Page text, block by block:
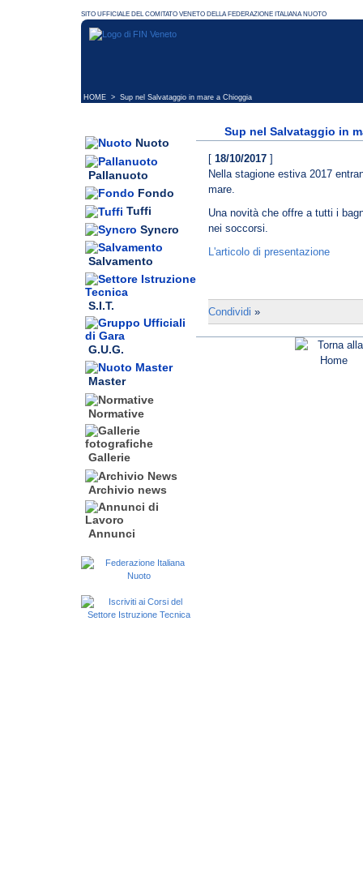
HOME > Sup nel Salvataggio in mare a Chioggia
Nuoto
Pallanuoto
Fondo
Tuffi
Syncro
Salvamento
S.I.T.
G.U.G.
Master
Normative
Gallerie
Archivio news
Annunci
Sup nel Salvataggio in
[ 18/10/2017 ]
Nella stagione estiva 2017
mare.
Una novità che offre a tutti i
nei soccorsi.
L'articolo di presentazione
Condividi »